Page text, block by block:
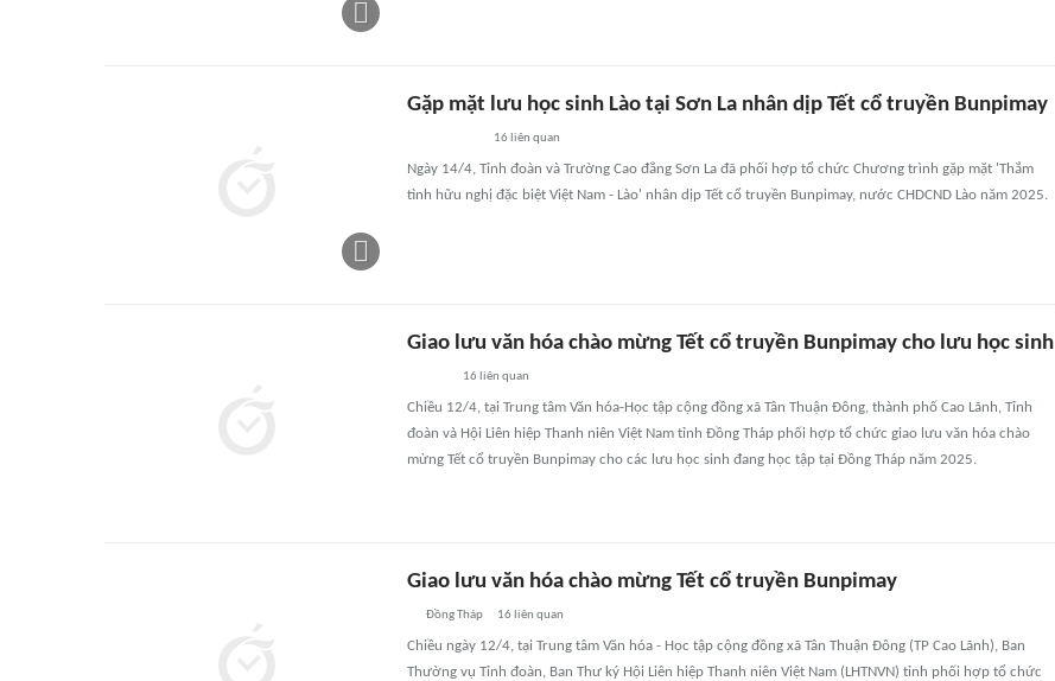
Gặp mặt lưu học sinh Lào tại Sơn La nhân dịp Tết cổ truyền Bunpimay
16 liên quan
Ngày 14/4, Tỉnh đoàn và Trường Cao đẳng Sơn La đã phối hợp tổ chức Chương trình gặp mặt 'Thắm
tình hữu nghị đặc biệt Việt Nam - Lào' nhân dịp Tết cổ truyền Bunpimay, nước CHDCND Lào năm 2025.
Giao lưu văn hóa chào mừng Tết cổ truyền Bunpimay cho lưu học sinh
16 liên quan
Chiều 12/4, tại Trung tâm Văn hóa-Học tập cộng đồng xã Tân Thuận Đông, thành phố Cao Lãnh, Tỉnh
đoàn và Hội Liên hiệp Thanh niên Việt Nam tỉnh Đồng Tháp phối hợp tổ chức giao lưu văn hóa chào
mừng Tết cổ truyền Bunpimay cho các lưu học sinh đang học tập tại Đồng Tháp năm 2025.
Giao lưu văn hóa chào mừng Tết cổ truyền Bunpimay
Đồng Tháp 16 liên quan
Chiều ngày 12/4, tại Trung tâm Văn hóa - Học tập cộng đồng xã Tân Thuận Đông (TP Cao Lãnh), Ban
Thường vụ Tỉnh đoàn, Ban Thư ký Hội Liên hiệp Thanh niên Việt Nam (LHTNVN) tỉnh phối hợp tổ chức